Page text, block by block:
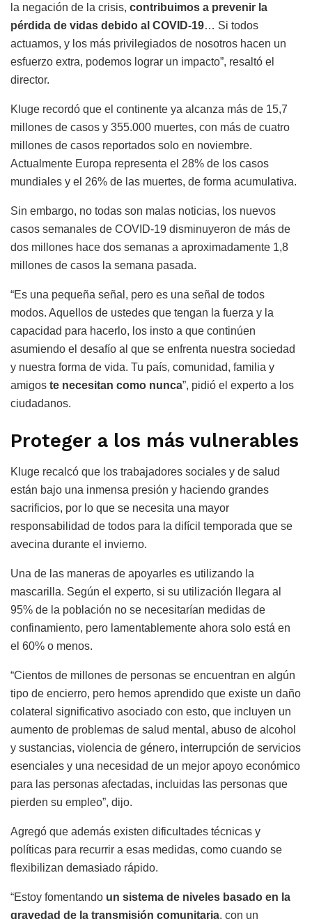
la negación de la crisis, contribuimos a prevenir la
pérdida de vidas debido al COVID-19… Si todos
actuamos, y los más privilegiados de nosotros hacen un
esfuerzo extra, podemos lograr un impacto”, resaltó el
director.
Kluge recordó que el continente ya alcanza más de 15,7
millones de casos y 355.000 muertes, con más de cuatro
millones de casos reportados solo en noviembre.
Actualmente Europa representa el 28% de los casos
mundiales y el 26% de las muertes, de forma acumulativa.
Sin embargo, no todas son malas noticias, los nuevos
casos semanales de COVID-19 disminuyeron de más de
dos millones hace dos semanas a aproximadamente 1,8
millones de casos la semana pasada.
“Es una pequeña señal, pero es una señal de todos
modos. Aquellos de ustedes que tengan la fuerza y la
capacidad para hacerlo, los insto a que continúen
asumiendo el desafío al que se enfrenta nuestra sociedad
y nuestra forma de vida. Tu país, comunidad, familia y
amigos te necesitan como nunca”, pidió el experto a los
ciudadanos.
Proteger a los más vulnerables
Kluge recalcó que los trabajadores sociales y de salud
están bajo una inmensa presión y haciendo grandes
sacrificios, por lo que se necesita una mayor
responsabilidad de todos para la difícil temporada que se
avecina durante el invierno.
Una de las maneras de apoyarles es utilizando la
mascarilla. Según el experto, si su utilización llegara al
95% de la población no se necesitarían medidas de
confinamiento, pero lamentablemente ahora solo está en
el 60% o menos.
“Cientos de millones de personas se encuentran en algún
tipo de encierro, pero hemos aprendido que existe un daño
colateral significativo asociado con esto, que incluyen un
aumento de problemas de salud mental, abuso de alcohol
y sustancias, violencia de género, interrupción de servicios
esenciales y una necesidad de un mejor apoyo económico
para las personas afectadas, incluidas las personas que
pierden su empleo”, dijo.
Agregó que además existen dificultades técnicas y
políticas para recurrir a esas medidas, como cuando se
flexibilizan demasiado rápido.
“Estoy fomentando un sistema de niveles basado en la
gravedad de la transmisión comunitaria, con un